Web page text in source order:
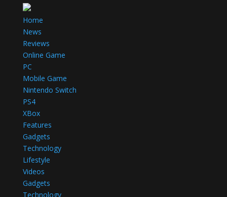
Home
News
Reviews
Online Game
PC
Mobile Game
Nintendo Switch
PS4
XBox
Features
Gadgets
Technology
Lifestyle
Videos
Gadgets
Technology